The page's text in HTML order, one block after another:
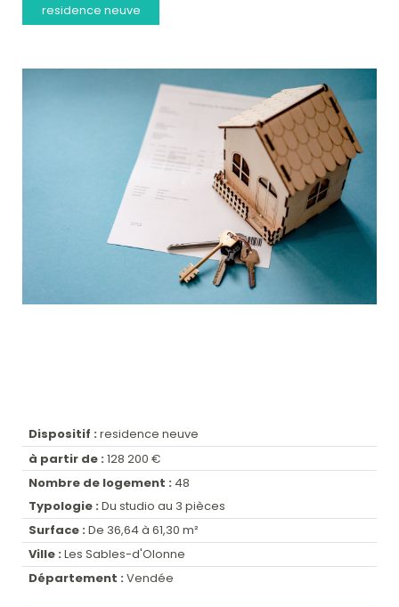
residence neuve
Dispositif : residence neuve
à partir de : 128 200 €
Nombre de logement : 48
Typologie : Du studio au 3 pièces
Surface : De 36,64 à 61,30 m²
Ville : Les Sables-d'Olonne
Département : Vendée